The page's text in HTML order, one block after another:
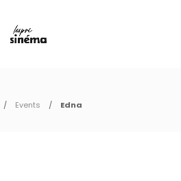
Events Edna